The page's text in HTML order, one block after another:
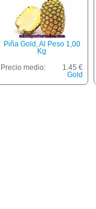
Piña Gold, Al Peso 1,00
Kg
Precio medio:
1.45 €
Gold